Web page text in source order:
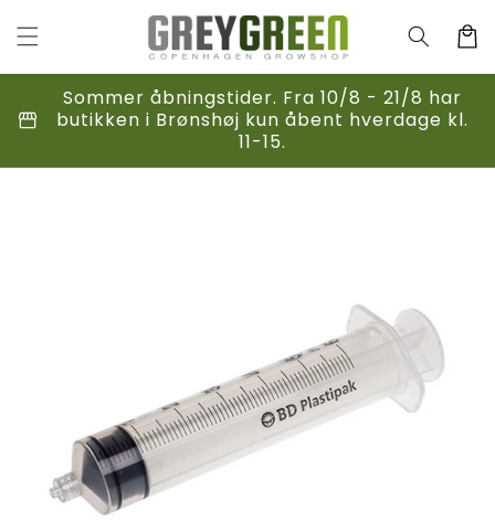
indhold
storefront
Sommer åbningstider. Fra 10/8 - 21/8 har
butikken i Brønshøj kun åbent hverdage kl.
11-15.